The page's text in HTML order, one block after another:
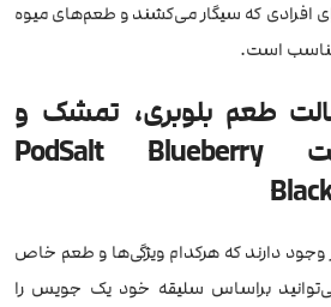
افرادی که سیگار می‌کشند و طعم‌های میوه
مناسب است.
طعم بلوبری، تمشک و
لیموناد پادسالت PodSalt Blueberry
وجود دارند که هرکدام ویژگی‌ها و طعم خاص
براساس سلیقه خود یک جویس را